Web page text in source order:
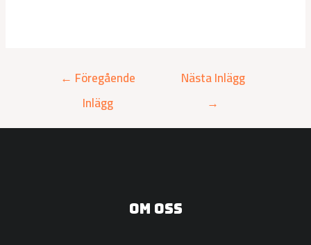
← Föregående
Inlägg
Nästa Inlägg
→
Om oss